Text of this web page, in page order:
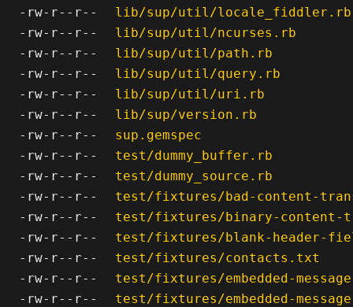
-rw-r--r--
lib/sup/util/locale_fiddler.rb
-rw-r--r--
lib/sup/util/ncurses.rb
-rw-r--r--
lib/sup/util/path.rb
-rw-r--r--
lib/sup/util/query.rb
-rw-r--r--
lib/sup/util/uri.rb
-rw-r--r--
lib/sup/version.rb
-rw-r--r--
sup.gemspec
-rw-r--r--
test/dummy_buffer.rb
-rw-r--r--
test/dummy_source.rb
-rw-r--r--
test/fixtures/bad-content-
-rw-r--r--
test/fixtures/binary-content-
-rw-r--r--
test/fixtures/blank-header-
-rw-r--r--
test/fixtures/contacts.txt
-rw-r--r--
test/fixtures/embedded-
-rw-r--r--
test/fixtures/embedded-